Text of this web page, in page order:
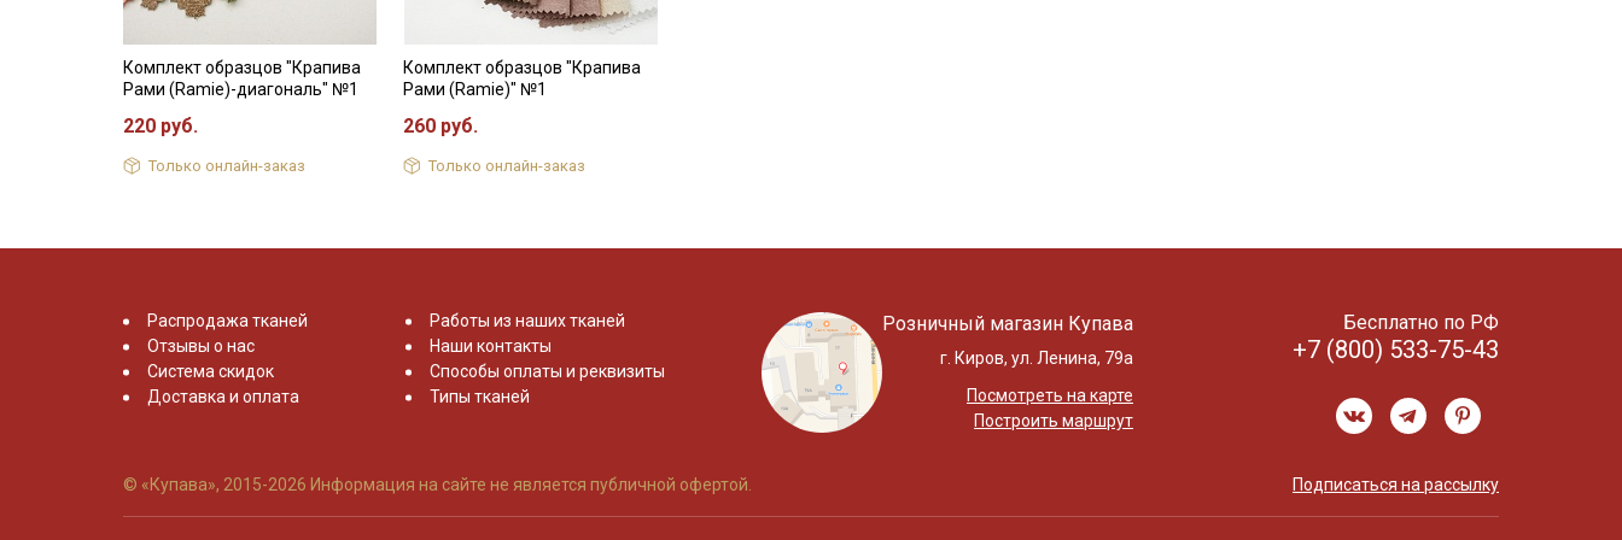
Комплект образцов "Крапива
Рами (Ramie)-диагональ" №1
220 руб.
Только онлайн-заказ
Комплект образцов "Крапива
Рами (Ramie)" №1
260 руб.
Только онлайн-заказ
Распродажа тканей
Отзывы о нас
Система скидок
Доставка и оплата
Работы из наших тканей
Наши контакты
Способы оплаты и реквизиты
Типы тканей
Розничный магазин Купава
г. Киров, ул. Ленина, 79а
Посмотреть на карте
Построить маршрут
Бесплатно по РФ
+7 (800) 533-75-43
© «Купава», 2015-2026 Информация на сайте не является публичной офертой. Подписаться на рассылку
Даю